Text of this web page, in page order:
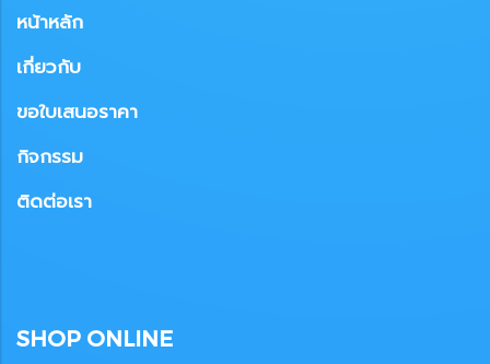
หน้าหลัก
เกี่ยวกับ
ขอใบเสนอราคา
กิจกรรม
ติดต่อเรา
SHOP ONLINE